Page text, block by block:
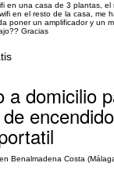
en una casa de 3 plantas, el
en el resto de la casa, me
poner un amplificador y un
Gracias
a domicilio
Benalmadena Costa